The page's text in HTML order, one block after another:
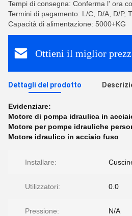
Tempi di consegna: Conferma l' ora
Termini di pagamento: L/C, D/A, D/P,
Capacità di alimentazione: 5000+KG
Ottieni il miglior
Dettagli del prodotto
Evidenziare:
Motore di pompa idraulica in
Motore per pompe idrauliche
Motore idraulico in acciaio fuso
Installare:
Utilizzatori: 0.0
Pressione: N/A